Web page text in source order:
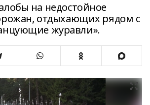
на недостойное
отдыхающих рядом с
журавли».